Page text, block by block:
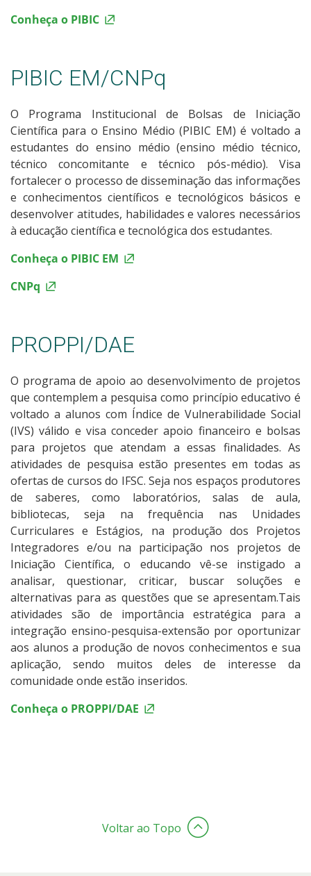
Conheça o PIBIC
PIBIC EM/CNPq
O Programa Institucional de Bolsas de Iniciação
Científica para o Ensino Médio (PIBIC EM) é voltado a
estudantes do ensino médio (ensino médio técnico,
técnico concomitante e técnico pós-médio). Visa
fortalecer o processo de disseminação das informações
e conhecimentos científicos e tecnológicos básicos e
desenvolver atitudes, habilidades e valores necessários
à educação científica e tecnológica dos estudantes.
Conheça o PIBIC EM
CNPq
PROPPI/DAE
O programa de apoio ao desenvolvimento de projetos
que contemplem a pesquisa como princípio educativo é
voltado a alunos com Índice de Vulnerabilidade Social
(IVS) válido e visa conceder apoio financeiro e bolsas
para projetos que atendam a essas finalidades. As
atividades de pesquisa estão presentes em todas as
ofertas de cursos do IFSC. Seja nos espaços produtores
de saberes, como laboratórios, salas de aula,
bibliotecas, seja na frequência nas Unidades
Curriculares e Estágios, na produção dos Projetos
Integradores e/ou na participação nos projetos de
Iniciação Científica, o educando vê-se instigado a
analisar, questionar, criticar, buscar soluções e
alternativas para as questões que se apresentam.Tais
atividades são de importância estratégica para a
integração ensino-pesquisa-extensão por oportunizar
aos alunos a produção de novos conhecimentos e sua
aplicação, sendo muitos deles de interesse da
comunidade onde estão inseridos.
Conheça o PROPPI/DAE
Voltar ao Topo